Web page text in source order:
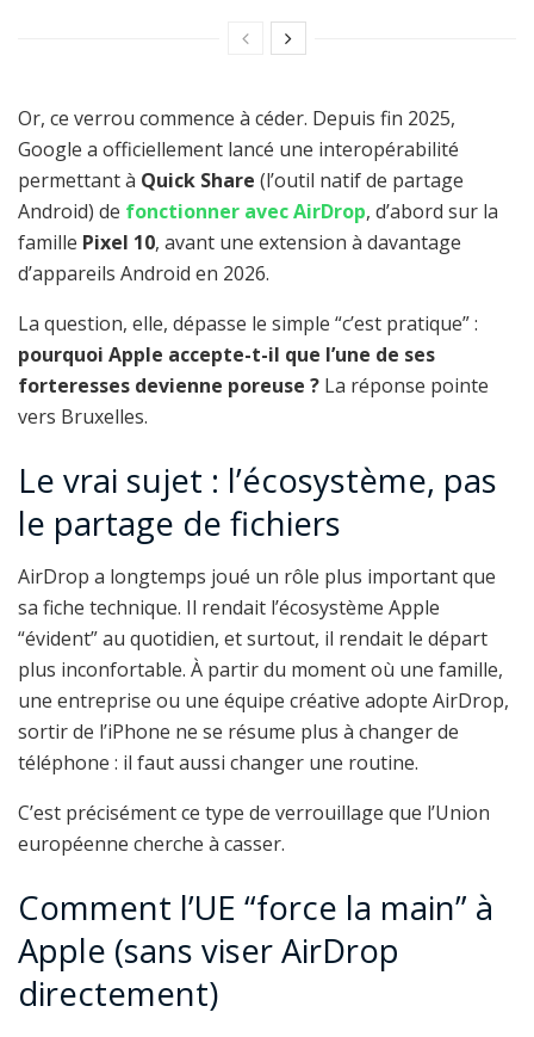
Or, ce verrou commence à céder. Depuis fin 2025,
Google a officiellement lancé une interopérabilité
permettant à Quick Share (l’outil natif de partage
Android) de fonctionner avec AirDrop, d’abord sur la
famille Pixel 10, avant une extension à davantage
d’appareils Android en 2026.
La question, elle, dépasse le simple “c’est pratique” :
pourquoi Apple accepte-t-il que l’une de ses
forteresses devienne poreuse ? La réponse pointe
vers Bruxelles.
Le vrai sujet : l’écosystème, pas
le partage de fichiers
AirDrop a longtemps joué un rôle plus important que
sa fiche technique. Il rendait l’écosystème Apple
“évident” au quotidien, et surtout, il rendait le départ
plus inconfortable. À partir du moment où une famille,
une entreprise ou une équipe créative adopte AirDrop,
sortir de l’iPhone ne se résume plus à changer de
téléphone : il faut aussi changer une routine.
C’est précisément ce type de verrouillage que l’Union
européenne cherche à casser.
Comment l’UE “force la main” à
Apple (sans viser AirDrop
directement)